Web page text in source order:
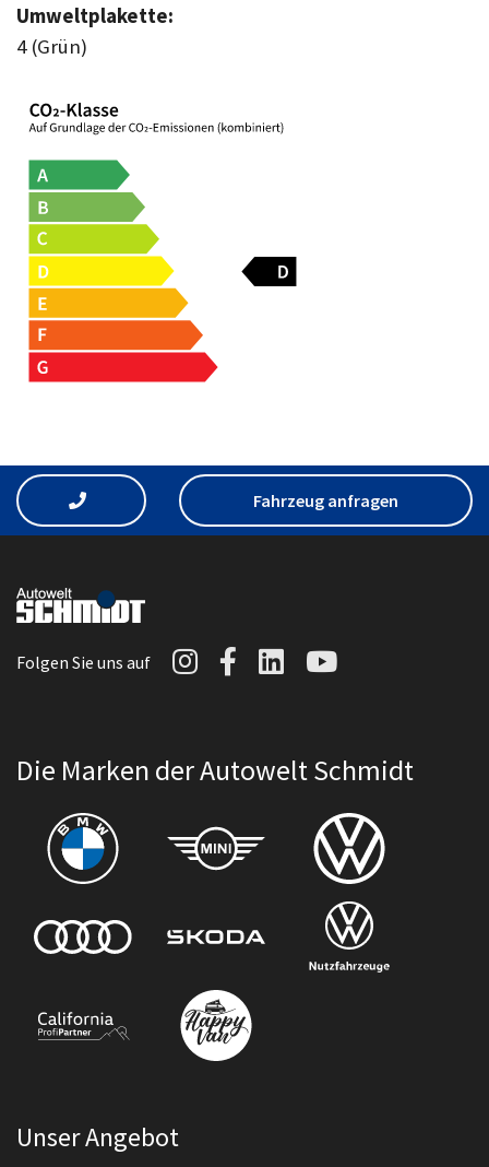
Umweltplakette:
4 (Grün)
Fahrzeug anfragen
Folgen Sie uns auf Autowelt Schmidt auf
Autowelt Schmidt
AutoweltAutowelt
Die Marken der Autowelt Schmidt
Unser Angebot